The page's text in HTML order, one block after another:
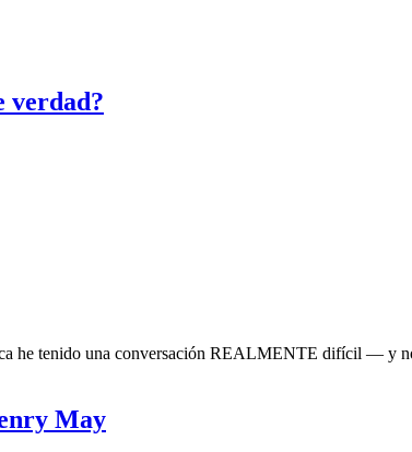
verdad?
he tenido una conversación REALMENTE difícil — y
May